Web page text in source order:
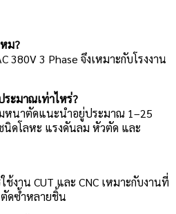
ม?
380V 3 Phase จึงเหมาะกับโรงงาน
ะมาณเท่าไหร่?
หนาตัดแนะนำอยู่ประมาณ 1–25
ดโลหะ แรงดันลม หัวตัด และ
งาน CUT และ CNC เหมาะกับงานที่
ดซ้ำหลายชิ้น